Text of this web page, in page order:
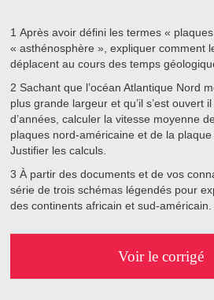
1 Après avoir défini les termes «
« asthénosphère », expliquer comment
déplacent au cours des temps
2 Sachant que l’océan Atlantique Nord
plus grande largeur et qu’il s’est ouvert
d’années, calculer la vitesse moyenne
plaques nord-américaine et de la
Justifier les calculs.
3 À partir des documents et de vos
série de trois schémas légendés pour
des continents africain et sud-américain.
Voir le corrigé